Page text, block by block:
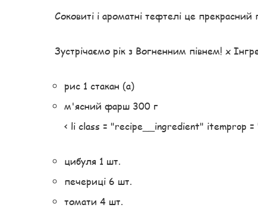
Соковиті і ароматні тефтелі це
Зустрічаємо рік з Вогненним півнем! x
рис 1 стакан (а)
м'ясний фарш 300 г
< li class = "recipe__ingredient" itemprop
цибуля 1 шт.
печериці 6 шт.
томати 4 шт.